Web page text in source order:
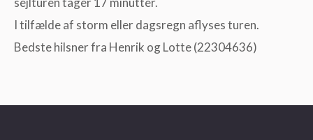
I tilfælde af storm eller dagsregn aflyses turen.
Bedste hilsner fra Henrik og Lotte (22304636)